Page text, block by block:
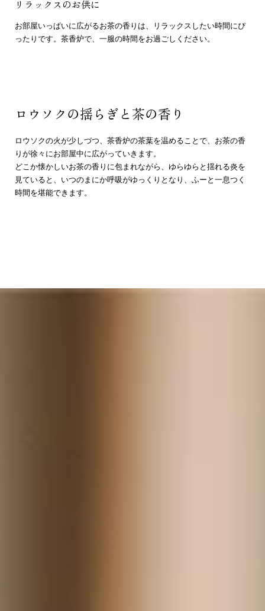
リラックスのお供に
お部屋いっぱいに広がるお茶の香りは、リラックスしたい時間にぴ
ったりです。茶香炉で、一服の時間をお過ごしください。
ロウソクの揺らぎと茶の香り
ロウソクの火が少しづつ、茶香炉の茶葉を温めることで、お茶の香
りが徐々にお部屋中に広がっていきます。
どこか懐かしいお茶の香りに包まれながら、ゆらゆらと揺れる炎を
見ていると、いつのまにか呼吸がゆっくりとなり、ふーと一息つく
時間を堪能できます。